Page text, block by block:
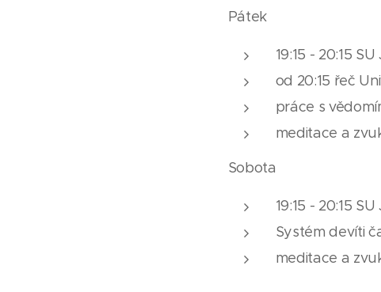
Pátek
19:15 - 20:15
od 20:15 řeč
práce s
meditace a
Sobota
19:15 - 20:15
Systém devíti
meditace a